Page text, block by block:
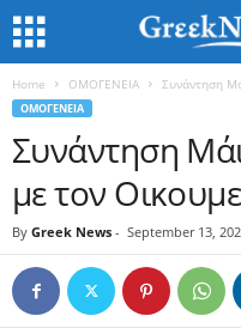
Home ΟΜΟΓΕΝΕΙΑ Συνάντηση
ΟΜΟΓΕΝΕΙΑ
Συνάντηση
με τον
By Greek News - September 13,